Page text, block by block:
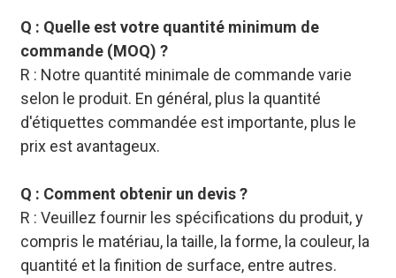
Q : Quelle est votre quantité minimum de
commande (MOQ) ?
R : Notre quantité minimale de commande varie
selon le produit. En général, plus la quantité
d'étiquettes commandée est importante, plus le
prix est avantageux.
Q : Comment obtenir un devis ?
R : Veuillez fournir les spécifications du produit, y
compris le matériau, la taille, la forme, la couleur, la
quantité et la finition de surface, entre autres.